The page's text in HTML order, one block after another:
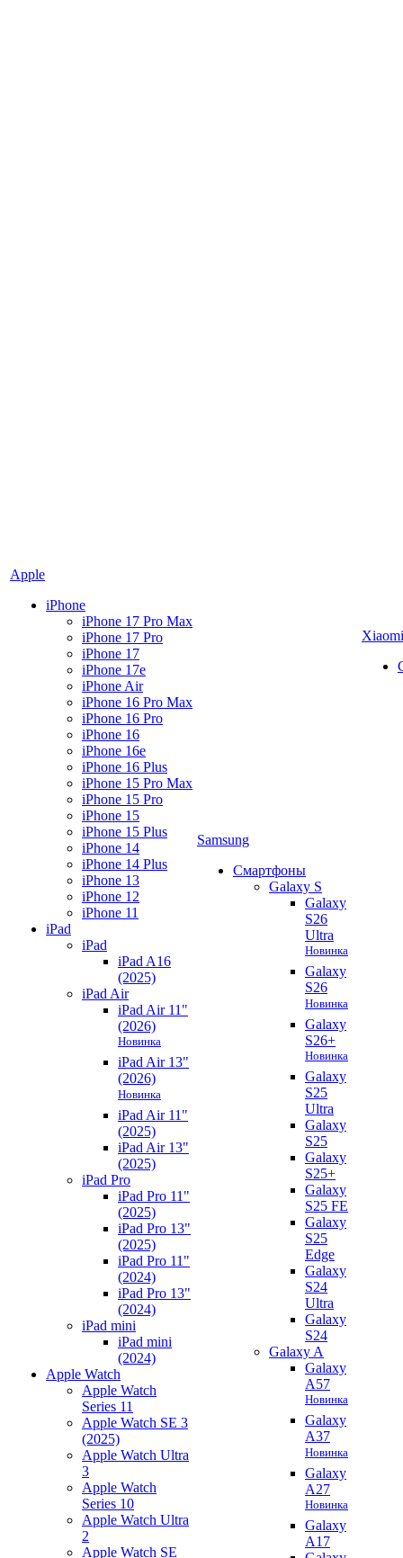
Apple
iPhone
iPhone 17 Pro Max
iPhone 17 Pro
iPhone 17
iPhone 17e
iPhone Air
iPhone 16 Pro Max
iPhone 16 Pro
iPhone 16
iPhone 16e
iPhone 16 Plus
iPhone 15 Pro Max
iPhone 15 Pro
iPhone 15
iPhone 15 Plus
iPhone 14
iPhone 14 Plus
iPhone 13
iPhone 12
iPhone 11
iPad
iPad
iPad A16
(2025)
iPad Air
iPad Air 11"
(2026)
Новинка
iPad Air 13"
(2026)
Новинка
iPad Air 11"
(2025)
iPad Air 13"
(2025)
iPad Pro
iPad Pro 11"
(2025)
iPad Pro 13"
(2025)
iPad Pro 11"
(2024)
iPad Pro 13"
(2024)
iPad mini
iPad mini
(2024)
Apple Watch
Apple Watch
Series 11
Apple Watch SE 3
(2025)
Apple Watch Ultra
3
Apple Watch
Series 10
Apple Watch Ultra
2
Apple Watch SE
Samsung
Смартфоны
Galaxy S
Galaxy
S26
Ultra
Новинка
Galaxy
S26
Новинка
Galaxy
S26+
Новинка
Galaxy
S25
Ultra
Galaxy
S25
Galaxy
S25+
Galaxy
S25 FE
Galaxy
S25
Edge
Galaxy
S24
Ultra
Galaxy
S24
Galaxy A
Galaxy
A57
Новинка
Galaxy
A37
Новинка
Galaxy
A27
Новинка
Galaxy
A17
Xiaomi